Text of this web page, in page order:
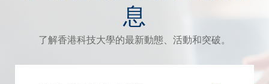
息
了解香港科技大學的最新動態、活動和突破。